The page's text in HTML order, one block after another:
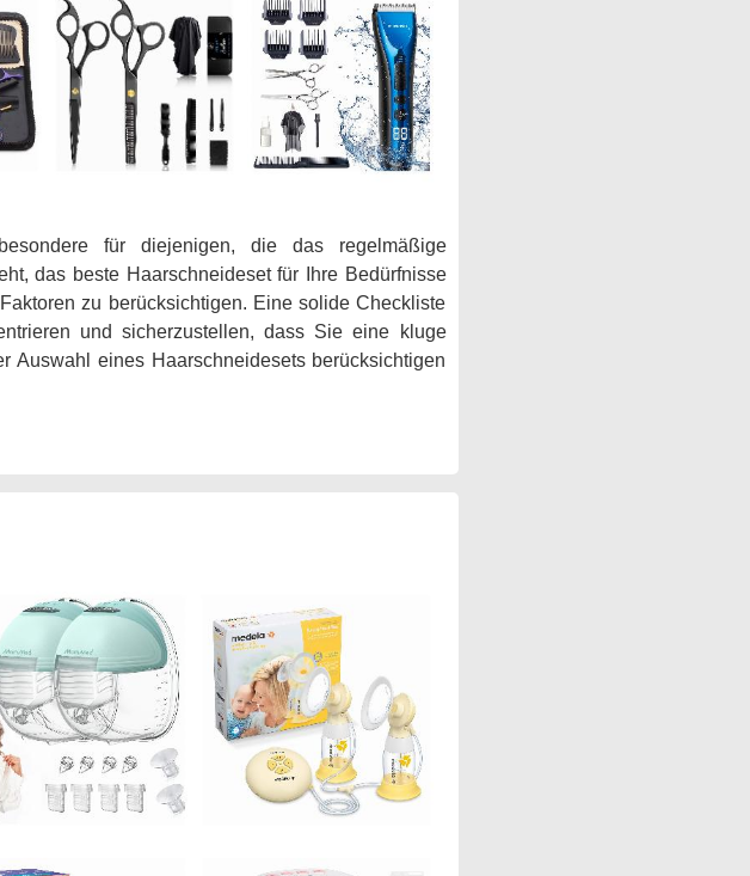
für diejenigen, die das regelmäßige
das beste Haarschneideset für Ihre Bedürfnisse
zu berücksichtigen. Eine solide Checkliste
und sicherzustellen, dass Sie eine kluge
Auswahl eines Haarschneidesets berücksichtigen